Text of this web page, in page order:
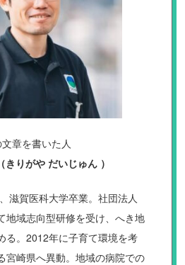
文章を書いた人
りがや だいじゅん ）
滋賀医科大学卒業。社団法人
地域志向型研修を受け、へき地
る。2012年に子育て環境を考
宮崎県へ異動。地域の病院での